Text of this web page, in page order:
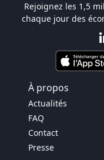
Rejoignez les 1,5
chaque jour des
À propos
Actualités
FAQ
Contact
Presse